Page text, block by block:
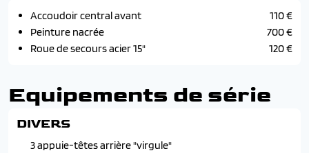
Accoudoir central avant
110 €
Peinture nacrée
700 €
Roue de secours acier 15"
120 €
Equipements de série
DIVERS
3 appuie-têtes arrière "virgule"